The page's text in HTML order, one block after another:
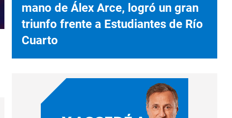
mano de Álex Arce, logró un gran
triunfo frente a Estudiantes de Río
Cuarto